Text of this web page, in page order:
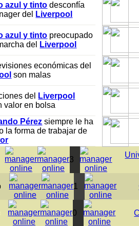
azul y tinto desconfía
del
Liverpool
azul y tinto preocupado
del
Liverpool
económicas del
son malas
del
Liverpool
valor en bolsa
Pérez siempre le ha
la forma de trabajar de
3
1
0